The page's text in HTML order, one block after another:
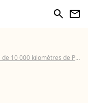
search newsletter
absolue dans un lieu iconique récemment rouvert au public